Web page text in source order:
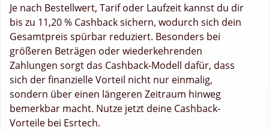
Je nach Bestellwert, Tarif oder Laufzeit kannst du dir
bis zu 11,20 % Cashback sichern, wodurch sich dein
Gesamtpreis spürbar reduziert. Besonders bei
größeren Beträgen oder wiederkehrenden
Zahlungen sorgt das Cashback-Modell dafür, dass
sich der finanzielle Vorteil nicht nur einmalig,
sondern über einen längeren Zeitraum hinweg
bemerkbar macht. Nutze jetzt deine Cashback-
Vorteile bei Esrtech.